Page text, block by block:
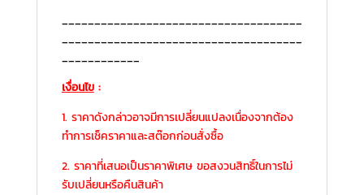
_____________________________________
_____________________________________
____________
เงื่อนไข:
1. ราคาดังกล่าวอาจมีการเปลี่ยนแปลงเนื่องจากต้อง
ทำการเช็คราคาและสต๊อกก่อนสั่งซื้อ
2. ราคาที่เสนอเป็นราคาพิเศษ ขอสงวนสิทธิ์ในการไม่
รับเปลี่ยนหรือคืนสินค้า